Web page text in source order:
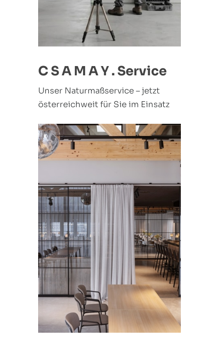
C S A M A Y . Service
Unser Naturmaßservice – jetzt
österreichweit für Sie im Einsatz